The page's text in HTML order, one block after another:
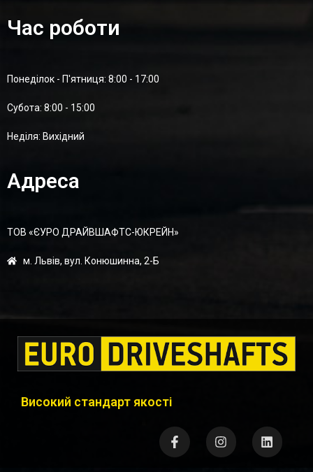
Час роботи
Понеділок - П'ятниця: 8:00 - 17:00
Суботa: 8:00 - 15:00
Неділя: Вихідний
Адреса
ТОВ «ЄУРО ДРАЙВШАФТC-ЮКРЕЙН»
м. Львів, вул. Конюшинна, 2-Б
Високий стандарт якості